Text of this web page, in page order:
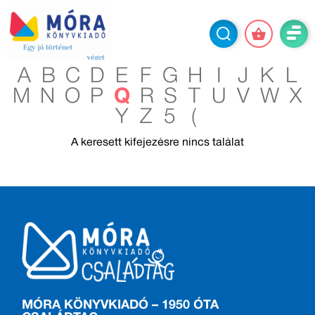
A B C D E F G H J K
L
M
N O P Q R S U V W X
Y
Z 5 (
A keresett kifejezésre nincs találat
MÓRA KÖNYVKIADÓ – 1950 ÓTA